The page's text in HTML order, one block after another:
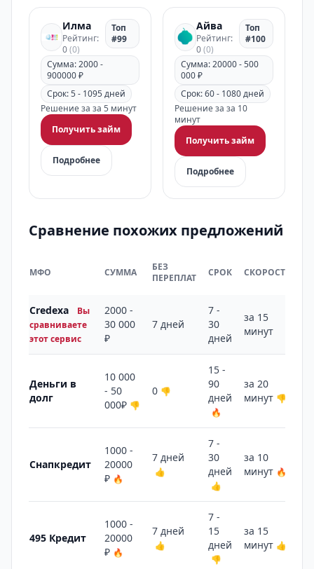
Илма
Рейтинг:
0(0)
Топ
#99
Сумма: 2000 -
900000 ₽
Срок: 5 - 1095 дней
Решение за за 5 минут
Получить займ
Подробнее
Айва
Рейтинг:
0(0)
Топ
#100
Сумма: 20000 - 500
000 ₽
Срок: 60 - 1080 дней
Решение за за 10
минут
Получить займ
Подробнее
Сравнение похожих предложений
МФО СУММА
БЕЗ
ПЕРЕПЛАТ
СРОК СКОРОСТЬ
Credexa
Вы
сравниваете
этот сервис
2000 -
30 000
₽
7 дней
7 -
30
дней
за 15
минут
Деньги в
долг
10 000
- 50
000₽ 👎
0 👎
15 -
90
дней
🔥
за 20
минут 👎
Снапкредит
1000 -
20000
₽ 🔥
7 дней
👍
7 -
30
дней
👍
за 10
минут 🔥
495 Кредит
1000 -
20000
₽ 🔥
7 дней
👍
7 -
15
дней
👎
за 15
минут 👍